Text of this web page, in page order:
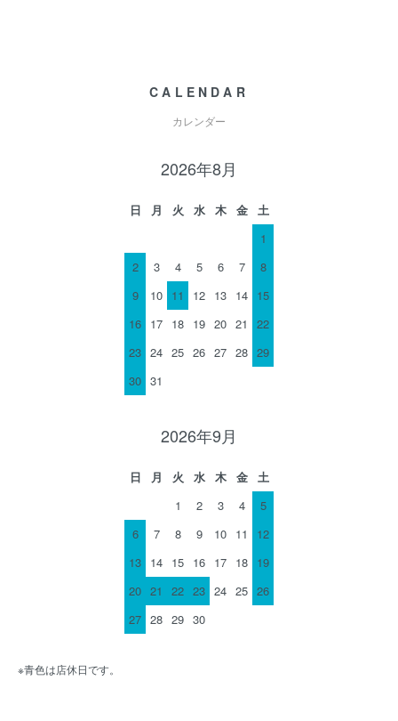
CALENDAR
カレンダー
2026年8月
日 月 火 水 木 金
土
1
2
3 4 5 6 7
8
9
10 11 12 13 14 15
16 17 18 19 20 21
22
23 24 25 26 27 28 29
30 31
2026年9月
日 月 火 水 木 金
土
1
2 3 4
5
6
7 8 9 10 11
12
13 14 15 16 17 18 19
20 21 22 23 24 25 26
27 28 29 30
※青色は店休日です。